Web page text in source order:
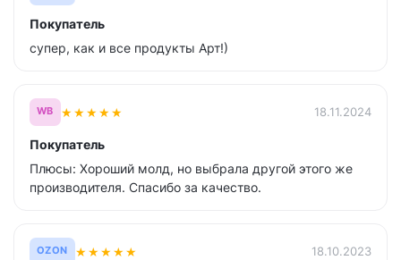
Покупатель
супер, как и все продукты Арт!)
WB ★★★★★ 18.11.2024
Покупатель
Плюсы: Хороший молд, но выбрала другой этого же
производителя. Спасибо за качество.
OZON ★★★★★ 18.10.2023